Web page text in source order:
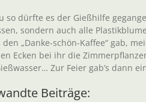
so dürfte es der Gießhilfe
sondern auch alle
den „Danke-schön-Kaffee“ gab,
Ecken bei ihr die
Zur Feier gab’s dann
Beiträge: